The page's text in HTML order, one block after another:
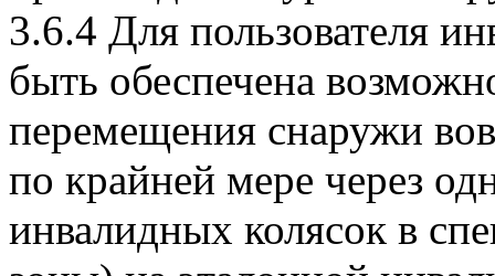
3.6.4 Для пользователя
быть обеспечена
перемещения снаружи
по крайней мере через
инвалидных колясок в